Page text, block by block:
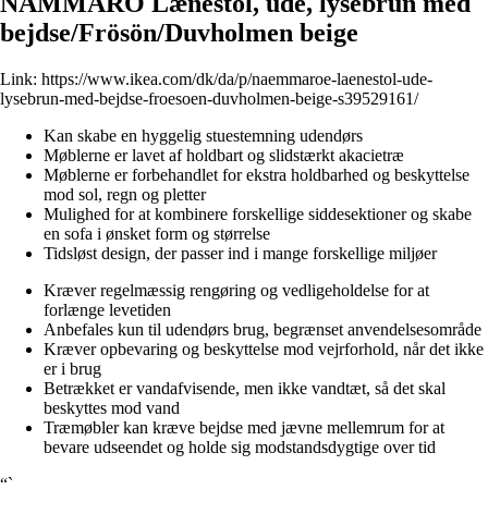
bejdse/Frösön/Duvholmen beige
Link: https://www.ikea.com/dk/da/p/naemmaroe-laenestol-ude-
lysebrun-med-bejdse-froesoen-duvholmen-beige-s39529161/
Kan skabe en hyggelig stuestemning udendørs
Møblerne er lavet af holdbart og slidstærkt akacietræ
Møblerne er forbehandlet for ekstra holdbarhed og beskyttelse
mod sol, regn og pletter
Mulighed for at kombinere forskellige siddesektioner og skabe
en sofa i ønsket form og størrelse
Tidsløst design, der passer ind i mange forskellige miljøer
Kræver regelmæssig rengøring og vedligeholdelse for at
forlænge levetiden
Anbefales kun til udendørs brug, begrænset anvendelsesområde
Kræver opbevaring og beskyttelse mod vejrforhold, når det ikke
er i brug
Betrækket er vandafvisende, men ikke vandtæt, så det skal
beskyttes mod vand
Træmøbler kan kræve bejdse med jævne mellemrum for at
bevare udseendet og holde sig modstandsdygtige over tid
“`